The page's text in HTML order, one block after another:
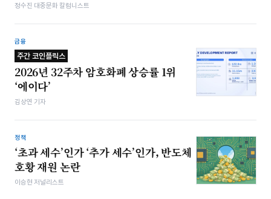
정수진 대중문화 칼럼니스트
금융
주간 코인플릭스
2026년 32주차 암호화폐 상승률 1위
‘에이다’
김상연 기자
정책
‘초과 세수’인가 ‘추가 세수’인가, 반도체
호황 재원 논란
이승현 저널리스트